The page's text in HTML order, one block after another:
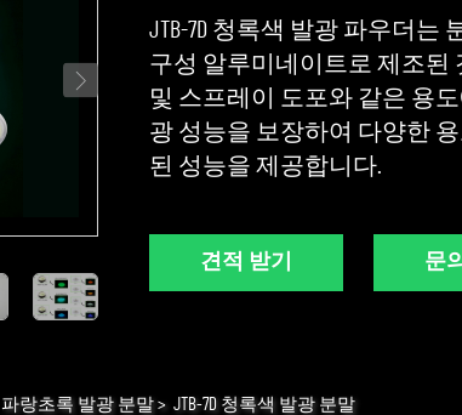
JTB-7D 청록색 발광 파우더는
구성 알루미네이트로 제조된
및 스프레이 도포와 같은 용
광 성능을 보장하여 다양한
된 성능을 제공합니다.
견적 받기 문
파랑초록 발광 분말 > JTB-7D 청록색 발광 분말